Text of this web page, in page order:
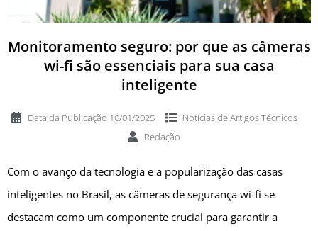
Monitoramento seguro: por que as câmeras
wi-fi são essenciais para sua casa
inteligente
Data da Publicação 10/01/2025 Notícias deArtigos Técnicos
Redação
Com o avanço da tecnologia e a popularização das casas
inteligentes no Brasil, as câmeras de segurança wi-fi se
destacam como um componente crucial para garantir a